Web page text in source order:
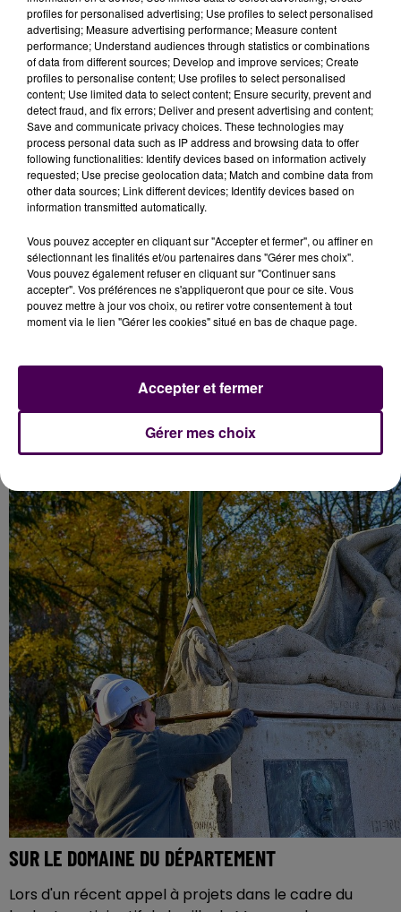
RÉPARATEUR DES"GUEULES CASSÉES"APRÈS LA
GUERRE
dépassé la Sarthe, c’est aussi et surtout parce qu’au
sortir de l’effroyable guerre 14-18, l’homme s’est
consacré à la réparation des"gueules cassées", ces
soldats aux visages défigurés par les éclats d’obus.
Socle compris, la statue pèse six tonnes et demi. Elle
SUR LE DOMAINE DU DÉPARTEMENT
Lors d'un récent appel à projets dans le cadre du
profiles for personalised advertising; Use profiles to select personalised
advertising; Measure advertising performance; Measure content
performance; Understand audiences through statistics or combinations
of data from different sources; Develop and improve services; Create
profiles to personalise content; Use profiles to select personalised
content; Use limited data to select content; Ensure security, prevent and
detect fraud, and fix errors; Deliver and present advertising and content;
Save and communicate privacy choices. These technologies may
process personal data such as IP address and browsing data to offer
following functionalities: Identify devices based on information actively
requested; Use precise geolocation data; Match and combine data from
other data sources; Link different devices; Identify devices based on
information transmitted automatically.
Vous pouvez accepter en cliquant sur "Accepter et fermer", ou affiner en
sélectionnant les finalités et/ou partenaires dans "Gérer mes choix".
Vous pouvez également refuser en cliquant sur "Continuer sans
accepter". Vos préférences ne s'appliqueront que pour ce site. Vous
pouvez mettre à jour vos choix, ou retirer votre consentement à tout
moment via le lien "Gérer les cookies" situé en bas de chaque page.
Gérer mes choix
Accepter et fermer